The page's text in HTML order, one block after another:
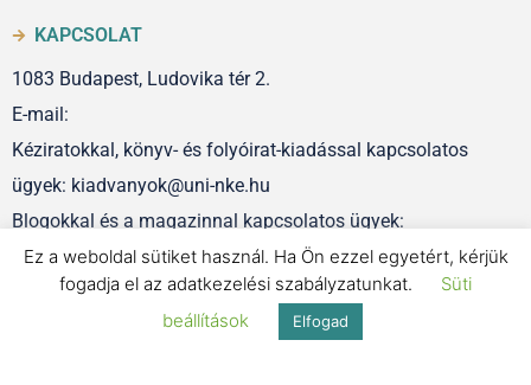
KAPCSOLAT
1083 Budapest, Ludovika tér 2.
E-mail:
Kéziratokkal, könyv- és folyóirat-kiadással kapcsolatos
ügyek: kiadvanyok@uni-nke.hu
Blogokkal és a magazinnal kapcsolatos ügyek:
szerkesztoseg@uni-nke.hu
IMPRESSZUM
Ez a weboldal sütiket használ. Ha Ön ezzel egyetért, kérjük
fogadja el az adatkezelési szabályzatunkat.
Süti
beállítások
Elfogad